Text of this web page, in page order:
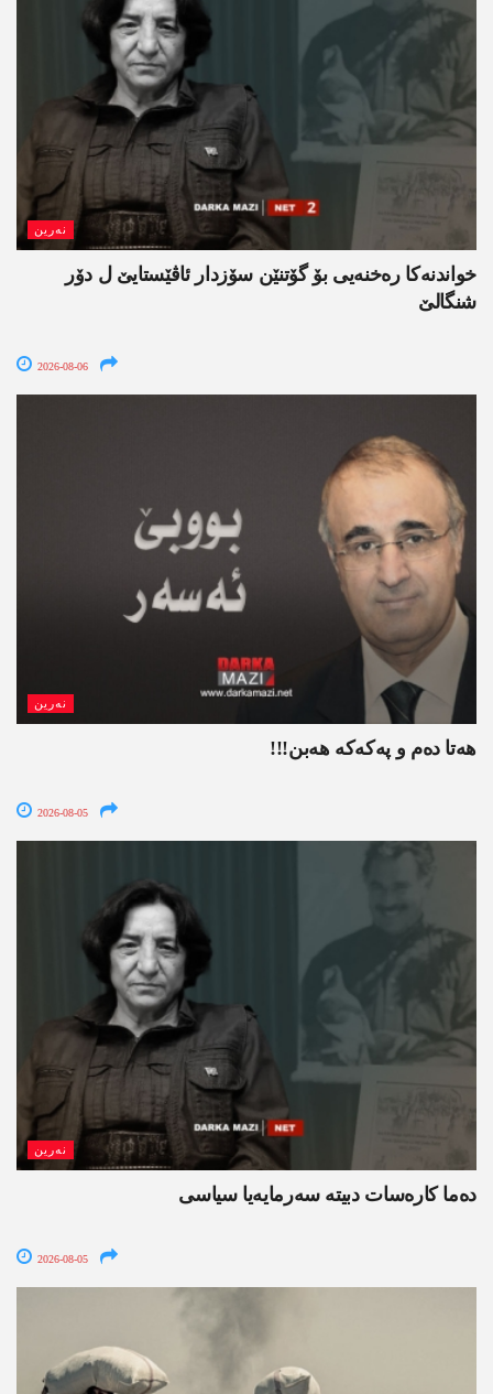
نەرین
خواندنه‌كا رەخنەیی بۆ گۆتنێن سۆزدار ئاڤێستایێ ل دۆر
شنگالێ
2026-08-06
نەرین
ھەتا دەم و پەکەکە ھەبن!!!
2026-08-05
نەرین
ده‌ما کاره‌سات دبیتە سه‌رمایه‌یا سیاسی
2026-08-05